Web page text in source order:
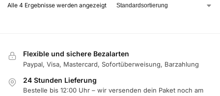
Alle 4 Ergebnisse werden angezeigt
Flexible und sichere Bezalarten
Paypal, Visa, Mastercard, Sofortüberweisung, Barzahlung
24 Stunden Lieferung
Bestelle bis 12:00 Uhr – wir versenden dein Paket noch am